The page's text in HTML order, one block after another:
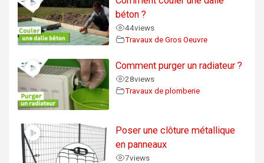
béton ?
44views
Travaux de Gros Oeuvre
Comment purger un radiateur ?
28views
Travaux de plomberie
Poser une clôture métallique
en panneaux
7views